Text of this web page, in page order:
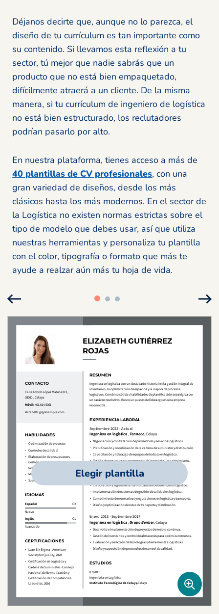
Déjanos decirte que, aunque no lo parezca, el
diseño de tu currículum es tan importante como
su contenido. Si llevamos esta reflexión a tu
sector, tú mejor que nadie sabrás que un
producto que no está bien empaquetado,
difícilmente atraerá a un cliente. De la misma
manera, si tu currículum de ingeniero de logística
no está bien estructurado, los reclutadores
podrían pasarlo por alto.
En nuestra plataforma, tienes acceso a más de
40 plantillas de CV profesionales, con una
gran variedad de diseños, desde los más
clásicos hasta los más modernos. En el sector de
la Logística no existen normas estrictas sobre el
tipo de modelo que debes usar, así que utiliza
nuestras herramientas y personaliza tu plantilla
con el color, tipografía o formato que más te
ayude a realzar aún más tu hoja de vida.
Elegir plantilla